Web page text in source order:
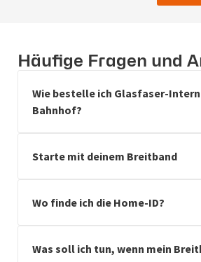
Häufige Fragen und